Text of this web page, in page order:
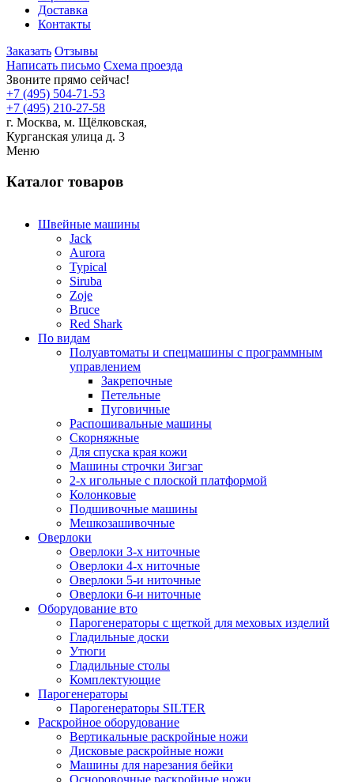
Доставка
Контакты
Заказать Отзывы
Написать письмо Схема проезда
Звоните прямо сейчас!
+7 (495) 504-71-53
+7 (495) 210-27-58
г. Москва, м. Щёлковская,
Курганская улица д. 3
Меню
Каталог товаров
Швейные машины
Jack
Aurora
Typical
Siruba
Zoje
Bruce
Red Shark
По видам
Полуавтоматы и спецмашины с программным
управлением
Закрепочные
Петельные
Пуговичные
Распошивальные машины
Скорняжные
Для спуска края кожи
Машины строчки Зигзаг
2-х игольные с плоской платформой
Колонковые
Подшивочные машины
Мешкозашивочные
Оверлоки
Оверлоки 3-х ниточные
Оверлоки 4-х ниточные
Оверлоки 5-и ниточные
Оверлоки 6-и ниточные
Оборудование вто
Парогенераторы с щеткой для меховых изделий
Гладильные доски
Утюги
Гладильные столы
Комплектующие
Парогенераторы
Парогенераторы SILTER
Раскройное оборудование
Вертикальные раскройные ножи
Дисковые раскройные ножи
Машины для нарезания бейки